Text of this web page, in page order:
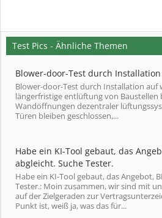
Test Pics - Ähnliche Themen
Blower-door-Test durch
Blower-door-Test durch Installation auf
längerfristige entlüftung von Baustellen
Wandöffnungen dezentraler
Türen bleiben geschlossen,...
Habe ein KI-Tool gebaut, das
abgleicht. Suche Tester.
Habe ein KI-Tool gebaut, das Angebot,
Tester.: Moin zusammen, wir sind mit
auf der Zielgeraden zur
Punkt ist, weiß ja, was das für...